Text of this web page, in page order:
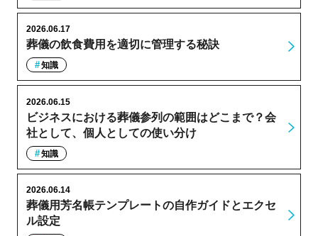
葬儀の飲食費用を適切に管理する秘訣
2026.06.17
知識
ビジネスにおける葬儀参列の範囲はどこまで？会
社として、個人としての使い分け
2026.06.15
知識
葬儀用芳名帳テンプレートの自作ガイドとエクセ
ル設定
2026.06.14